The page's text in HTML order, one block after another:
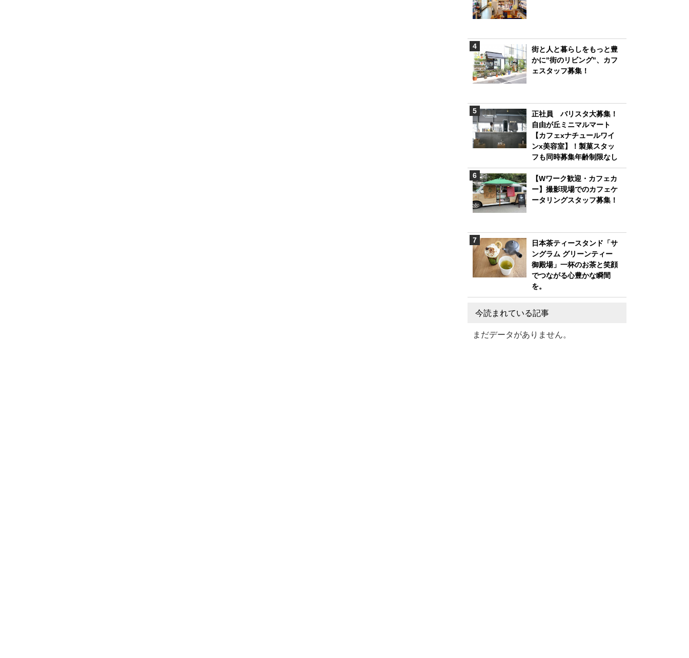
街と人と暮らしをもっと豊
かに"街のリビング"、カフ
ェスタッフ募集！
正社員 バリスタ大募集！
自由が丘ミニマルマート
【カフェxナチュールワイ
ンx美容室】！製菓スタッ
フも同時募集年齢制限なし
【Wワーク歓迎・カフェカ
ー】撮影現場でのカフェケ
ータリングスタッフ募集！
日本茶ティースタンド「サ
ングラム グリーンティー
御殿場」一杯のお茶と笑顔
でつながる心豊かな瞬間
を。
今読まれている記事
まだデータがありません。